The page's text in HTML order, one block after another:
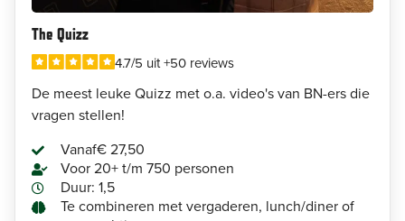
The Quizz
4.7/5 uit +50 reviews
De meest leuke Quizz met o.a. video's van BN-ers die
vragen stellen!
Vanaf€ 27,50
Voor 20+ t/m 750 personen
Duur: 1,5
Te combineren met vergaderen, lunch/diner of